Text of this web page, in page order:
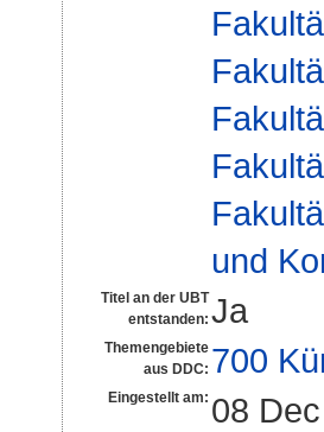
und
Titel an der UBT
entstanden: Ja
Themengebiete
aus DDC: 700
Eingestellt am: 08